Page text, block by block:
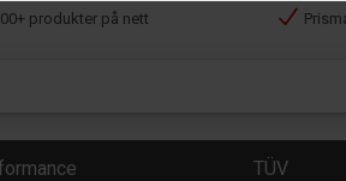
produkter på nett
TÜV